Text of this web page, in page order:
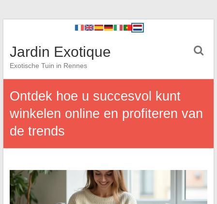
Jardin Exotique
Exotische Tuin in Rennes
Ontdek hoe u succesvol kunt
winkelen online en profiteren van
de trends